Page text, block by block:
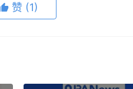
赞 (1)